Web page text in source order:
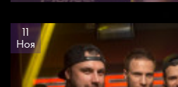
11
Ноя